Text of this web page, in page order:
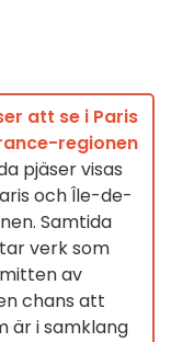
att se i Paris
regionen
pjäser visas
och Île-de-
Samtida
verk som
av
chans att
är i samklang